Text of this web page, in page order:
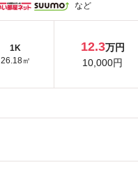
など
1K
26.18㎡
12.3万円
10,000円